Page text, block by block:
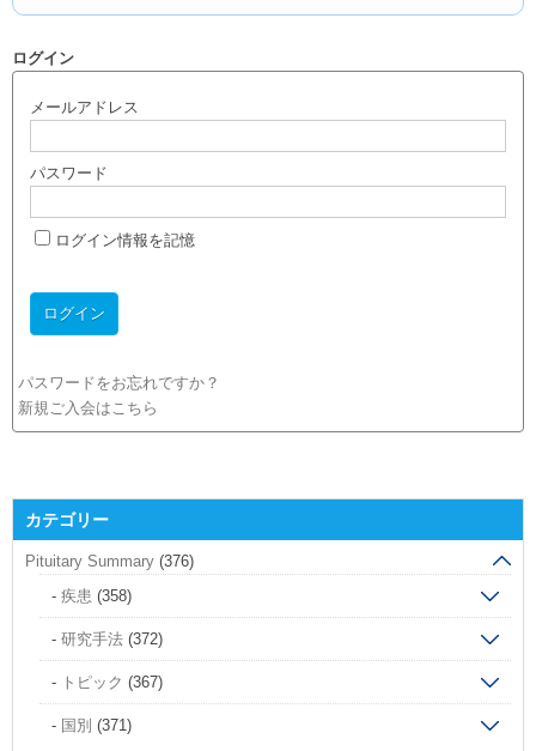
ログイン
メールアドレス
パスワード
ログイン情報を記憶
パスワードをお忘れですか？
新規ご入会はこちら
カテゴリー
Pituitary Summary (376)
疾患 (358)
研究手法 (372)
トピック (367)
国別 (371)